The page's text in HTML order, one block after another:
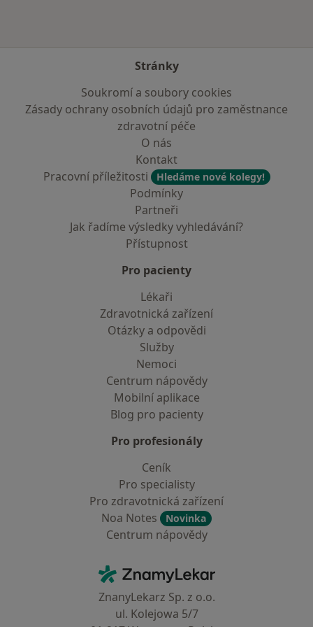
Stránky
Soukromí a soubory cookies
Zásady ochrany osobních údajů pro zaměstnance
zdravotní péče
O nás
Kontakt
Pracovní příležitosti
Hledáme nové kolegy!
Podmínky
Partneři
Jak řadíme výsledky vyhledávání?
Přístupnost
Pro pacienty
Lékaři
Zdravotnická zařízení
Otázky a odpovědi
Služby
Nemoci
Centrum nápovědy
Mobilní aplikace
Blog pro pacienty
Pro profesionály
Ceník
Pro specialisty
Pro zdravotnická zařízení
Noa Notes
Novinka
Centrum nápovědy
ZnamyLekar - Hlavní stránka
ZnanyLekarz Sp. z o.o.
ul. Kolejowa 5/7